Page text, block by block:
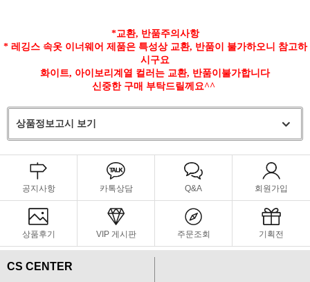
*교환, 반품주의사항
* 레깅스 속옷 이너웨어 제품은 특성상 교환, 반품이 불가하오니 참고하
시구요
화이트, 아이보리계열 컬러는 교환, 반품이불가합니다
신중한 구매 부탁드릴께요^^
상품정보고시 보기
공지사항 카톡상담 Q&A 회원가입
상품후기 VIP 게시판 주문조회 기획전
CS CENTER